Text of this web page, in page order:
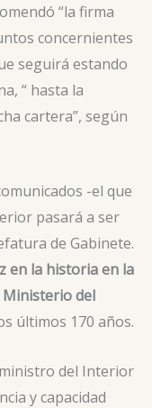
“la firma
concernientes
seguirá estando
“ hasta la
cartera”, según
-el que
pasará a ser
de Gabinete.
en la historia en la
del
últimos 170 años.
del Interior
y capacidad